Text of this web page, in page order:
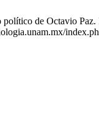
político de Octavio